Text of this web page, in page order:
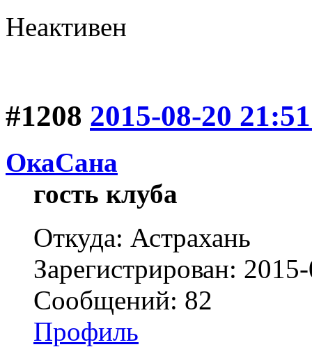
Неактивен
#1208 2015-08-20
ОкаСана
гость клуба
Откуда: Астрахань
Зарегистрирован:
Сообщений: 82
Профиль